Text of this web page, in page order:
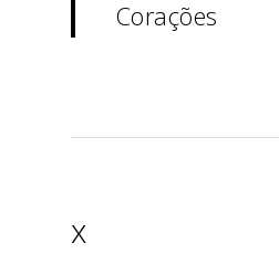
Corações
x